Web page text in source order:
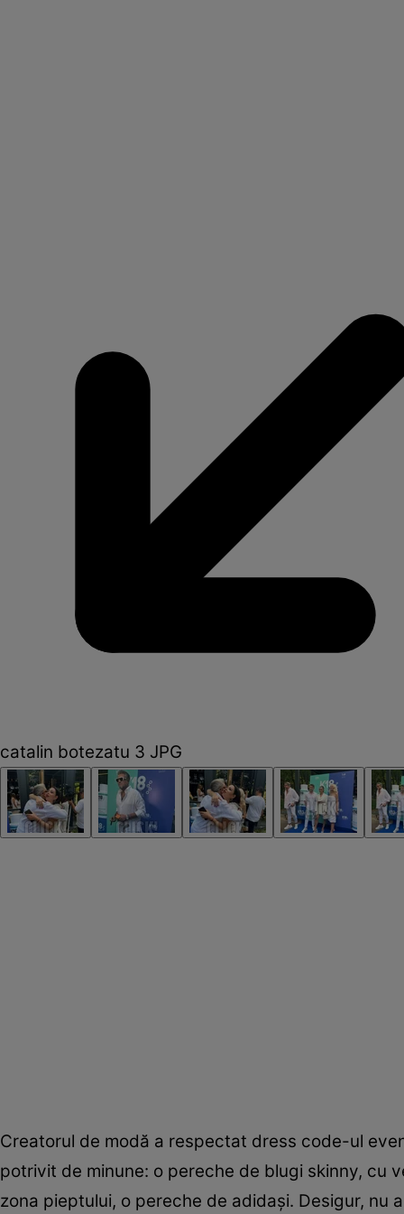
catalin botezatu 3 JPG
Creatorul de modă a respectat dress code-ul
potrivit de minune: o pereche de blugi skinny, cu
zona pieptului, o pereche de adidași. Desigur, nu